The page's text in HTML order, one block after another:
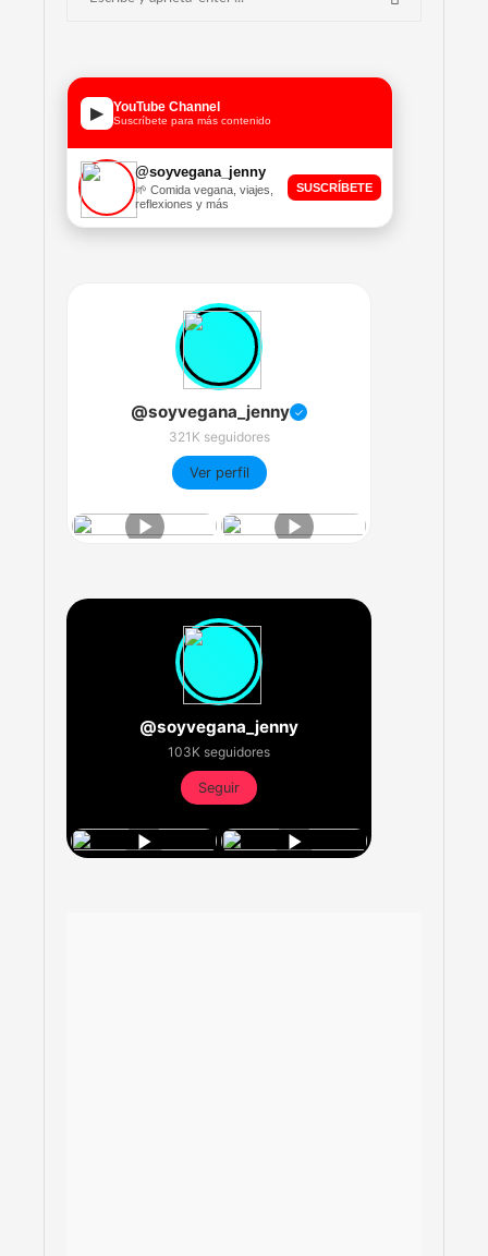
▶ YouTube Channel
Suscríbete para más contenido
@soyvegana_jenny
🌱 Comida vegana, viajes,
reflexiones y más
SUSCRÍBETE
@soyvegana_jenny ✓
321K seguidores
Ver perfil
@soyvegana_jenny
103K seguidores
Seguir